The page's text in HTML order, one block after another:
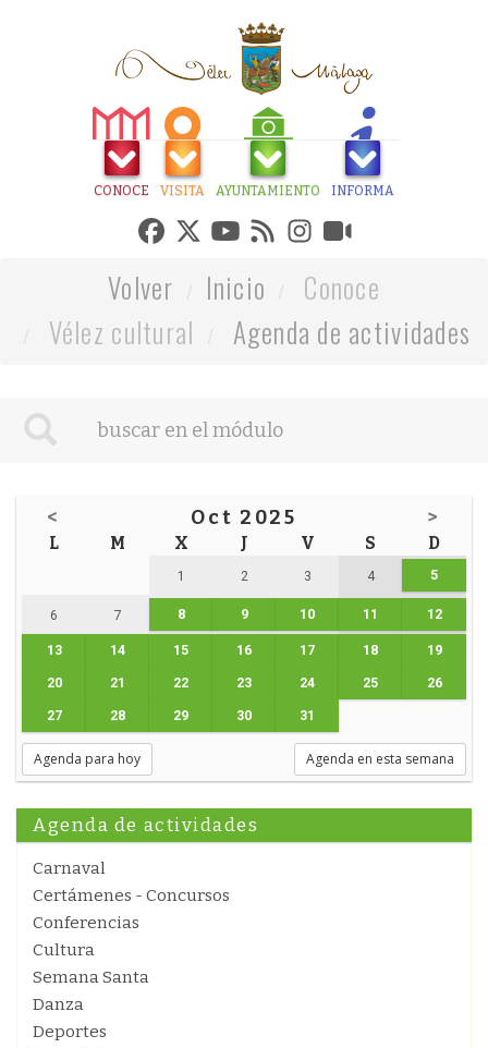
CONOCE VISITA AYUNTAMIENTO INFORMA
Volver Inicio
Conoce
Vélez cultural
Agenda de actividades
< Oct 2025 >
L M X J V S D
1 2 3 4 5
6 7 8 9 10 11 12
13 14 15 16 17 18 19
20 21 22 23 24 25 26
27 28 29 30 31
Agenda para hoy Agenda en esta semana
Agenda de actividades
Carnaval
Certámenes - Concursos
Conferencias
Cultura
Semana Santa
Danza
Deportes